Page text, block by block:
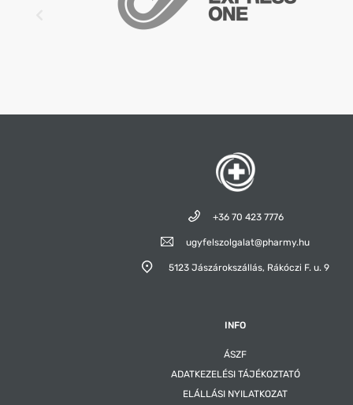
+36 70 423 7776
ugyfelszolgalat@pharmy.hu
5123 Jászárokszállás, Rákóczi F. u. 9
INFO
ÁSZF
ADATKEZELÉSI TÁJÉKOZTATÓ
ELÁLLÁSI NYILATKOZAT